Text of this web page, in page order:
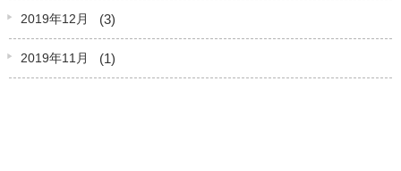
2019年12月 (3)
2019年11月 (1)